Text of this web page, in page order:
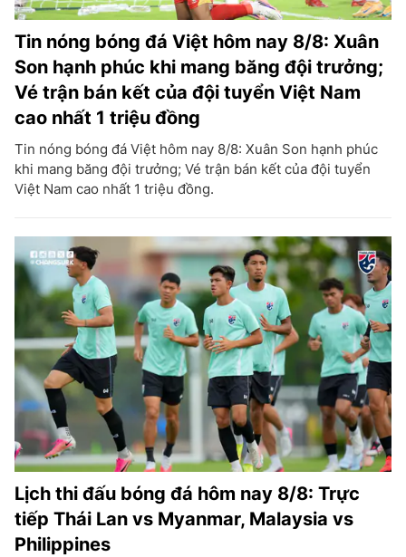
Tin nóng bóng đá Việt hôm nay 8/8: Xuân
Son hạnh phúc khi mang băng đội trưởng;
Vé trận bán kết của đội tuyển Việt Nam
cao nhất 1 triệu đồng
Tin nóng bóng đá Việt hôm nay 8/8: Xuân Son hạnh phúc
khi mang băng đội trưởng; Vé trận bán kết của đội tuyển
Việt Nam cao nhất 1 triệu đồng.
Lịch thi đấu bóng đá hôm nay 8/8: Trực
tiếp Thái Lan vs Myanmar, Malaysia vs
Philippines